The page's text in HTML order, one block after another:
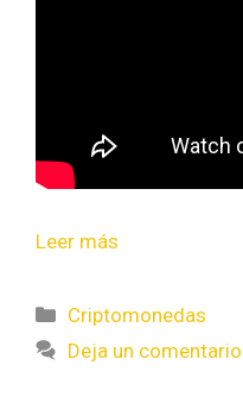
Leer más
Criptomonedas
Deja un comentario